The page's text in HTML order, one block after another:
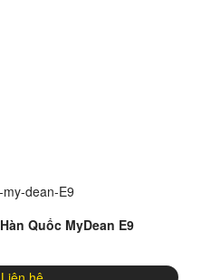
Quốc MyDean E9